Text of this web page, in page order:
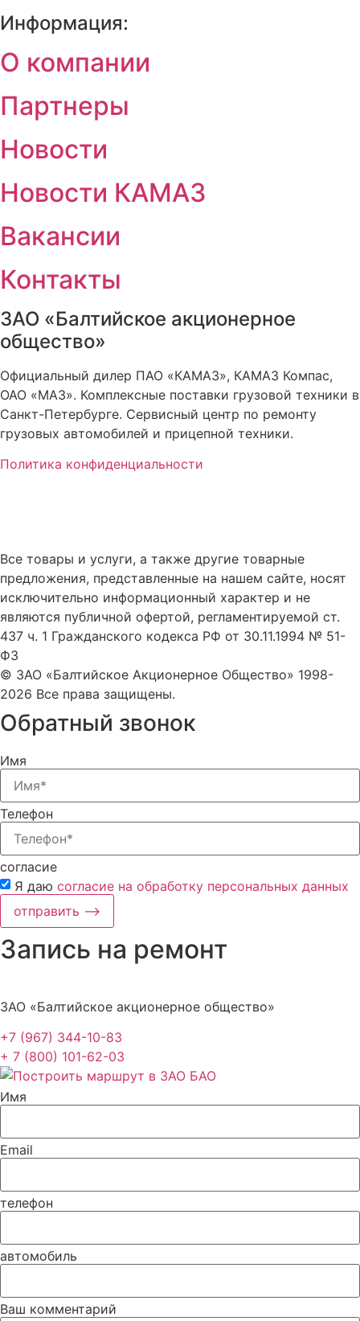
Информация:
О компании
Партнеры
Новости
Новости КАМАЗ
Вакансии
Контакты
ЗАО «Балтийское акционерное
общество»
Официальный дилер ПАО «КАМАЗ», КАМАЗ Компас,
ОАО «МАЗ». Комплексные поставки грузовой техники в
Санкт-Петербурге. Сервисный центр по ремонту
грузовых автомобилей и прицепной техники.
Политика конфиденциальности
Все товары и услуги, а также другие товарные
предложения, представленные на нашем сайте, носят
исключительно информационный характер и не
являются публичной офертой, регламентируемой ст.
437 ч. 1 Гражданского кодекса РФ от 30.11.1994 № 51-
ФЗ
© ЗАО «Балтийское Акционерное Общество» 1998-
2026 Все права защищены.
Обратный звонок
Имя
Телефон
согласие
Я даю согласие на обработку персональных данных
отправить ⟶
Запись на ремонт
ЗАО «Балтийское акционерное общество»
+7 (967) 344-10-83
+ 7 (800) 101-62-03
Имя
Email
телефон
автомобиль
Ваш комментарий